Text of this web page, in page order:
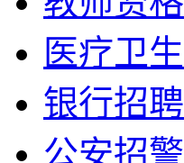
医疗卫生
银行招聘
公安招警